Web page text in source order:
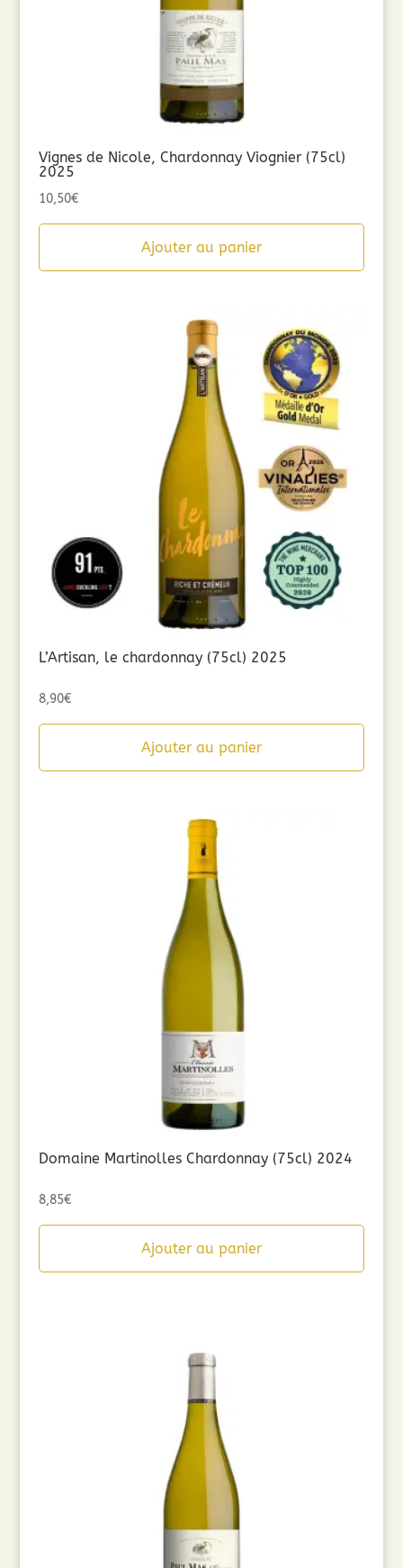
Vignes de Nicole, Chardonnay Viognier (75cl)
2025
10,50€
Ajouter au panier
L’Artisan, le chardonnay (75cl) 2025
8,90€
Ajouter au panier
Domaine Martinolles Chardonnay (75cl) 2024
8,85€
Ajouter au panier